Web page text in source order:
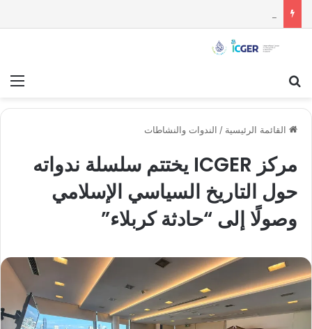
القائمة الرئيسية / الندوات والنشاطات
مركز ICGER يختتم سلسلة ندواته
حول التاريخ السياسي الإسلامي
وصولًا إلى “حادثة كربلاء”